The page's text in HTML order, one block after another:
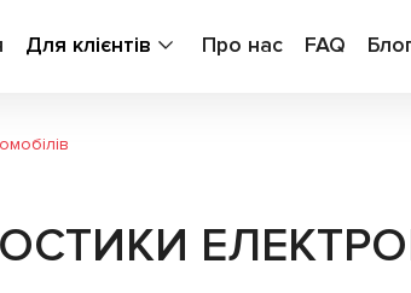
Для клієнтів Про нас FAQ